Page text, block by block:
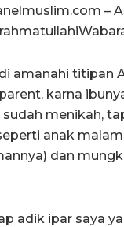
–
amanahi titipan
karna
menikah,
anak
dan
adik ipar saya